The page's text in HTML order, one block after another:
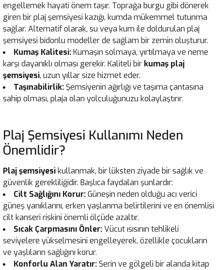
engellemek hayati önem taşır. Toprağa burgu gibi dönerek
giren bir plaj şemsiyesi kazığı, kumda mükemmel tutunma
sağlar. Alternatif olarak, su veya kum ile doldurulan plaj
şemsiyesi bidonlu modeller de sağlam bir zemin oluşturur.
Kumaş Kalitesi:Kumaşın solmaya, yırtılmaya ve neme
karşı dayanıklı olması gerekir. Kaliteli bir kumaş plaj
şemsiyesi, uzun yıllar size hizmet eder.
Taşınabilirlik: Şemsiyenin ağırlığı ve taşıma çantasına
sahip olması, plaja olan yolculuğunuzu kolaylaştırır.
Plaj Şemsiyesi Kullanımı Neden
Önemlidir?
Plaj şemsiyesi kullanmak, bir lüksten ziyade bir sağlık ve
güvenlik gerekliliğidir. Başlıca faydaları şunlardır:
Cilt Sağlığını Korur:Güneşin neden olduğu acı verici
güneş yanıklarını, erken yaşlanma belirtilerini ve en önemlisi
cilt kanseri riskini önemli ölçüde azaltır.
Sıcak Çarpmasını Önler:Vücut ısısının tehlikeli
seviyelere yükselmesini engelleyerek, özellikle çocukların
ve yaşlıların sağlığını korur.
Konforlu Alan Yaratır:Serin ve gölgeli bir alanda kitap